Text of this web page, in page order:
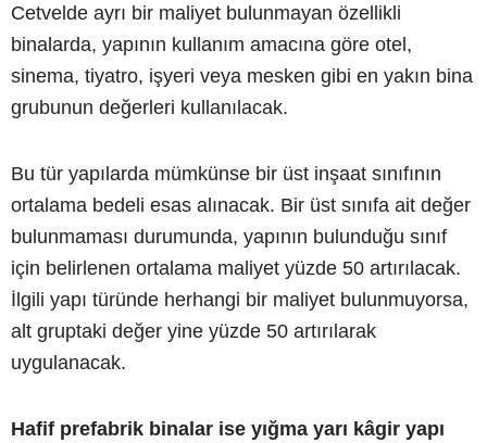
Cetvelde ayrı bir maliyet bulunmayan özellikli
binalarda, yapının kullanım amacına göre otel,
sinema, tiyatro, işyeri veya mesken gibi en yakın bina
grubunun değerleri kullanılacak.
Bu tür yapılarda mümkünse bir üst inşaat sınıfının
ortalama bedeli esas alınacak. Bir üst sınıfa ait değer
bulunmaması durumunda, yapının bulunduğu sınıf
için belirlenen ortalama maliyet yüzde 50 artırılacak.
İlgili yapı türünde herhangi bir maliyet bulunmuyorsa,
alt gruptaki değer yine yüzde 50 artırılarak
uygulanacak.
Hafif prefabrik binalar ise yığma yarı kâgir yapı